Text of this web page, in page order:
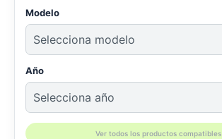
Modelo
Año
Ver todos los productos compatibles